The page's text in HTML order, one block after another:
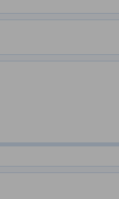
backlinks